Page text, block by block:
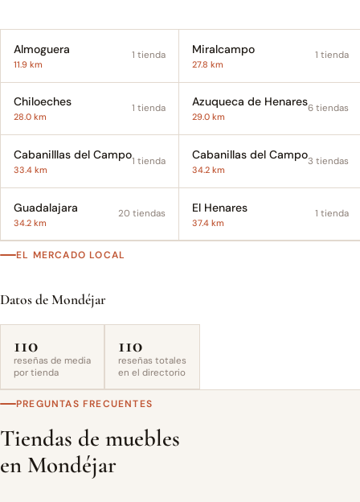
Almoguera
11.9 km
1 tienda Miralcampo
27.8 km
1 tienda
Chiloeches
28.0 km
1 tienda Azuqueca de Henares
29.0 km
6 tiendas
Cabanilllas del Campo
33.4 km
1 tienda Cabanillas del Campo
34.2 km
3 tiendas
Guadalajara
34.2 km
20 tiendas El Henares
37.4 km
1 tienda
EL MERCADO LOCAL
Datos de Mondéjar
110
reseñas de media
por tienda
110
reseñas totales
en el directorio
PREGUNTAS FRECUENTES
Tiendas de muebles
en Mondéjar